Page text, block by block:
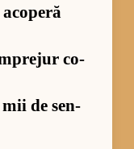
co­
de sen­